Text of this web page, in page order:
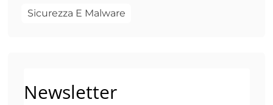
Sicurezza E Malware
Newsletter